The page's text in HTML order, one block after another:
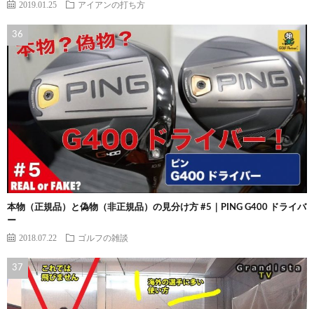
2019.01.25 アイアンの打ち方
本物（正規品）と偽物（非正規品）の見分け方 #5｜PING G400 ドライバ
ー
2018.07.22 ゴルフの雑談